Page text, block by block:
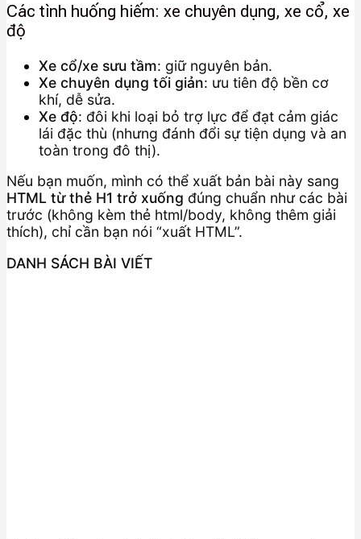
Các tình huống hiếm: xe chuyên dụng, xe cổ, xe
độ
Xe cổ/xe sưu tầm: giữ nguyên bản.
Xe chuyên dụng tối giản: ưu tiên độ bền cơ
khí, dễ sửa.
Xe độ: đôi khi loại bỏ trợ lực để đạt cảm giác
lái đặc thù (nhưng đánh đổi sự tiện dụng và an
toàn trong đô thị).
Nếu bạn muốn, mình có thể xuất bản bài này sang
HTML từ thẻ H1 trở xuống đúng chuẩn như các bài
trước (không kèm thẻ html/body, không thêm giải
thích), chỉ cần bạn nói “xuất HTML”.
DANH SÁCH BÀI VIẾT